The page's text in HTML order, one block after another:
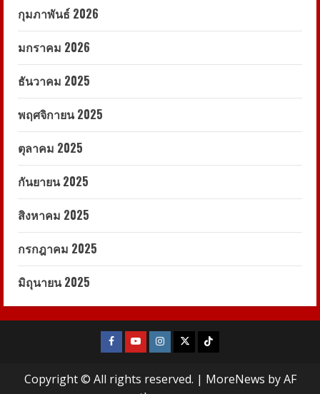
กุมภาพันธ์ 2026
มกราคม 2026
ธันวาคม 2025
พฤศจิกายน 2025
ตุลาคม 2025
กันยายน 2025
สิงหาคม 2025
กรกฎาคม 2025
มิถุนายน 2025
Facebook
YoutubeInstagram
X Tiktok
Copyright © All rights reserved. | MoreNews by AF